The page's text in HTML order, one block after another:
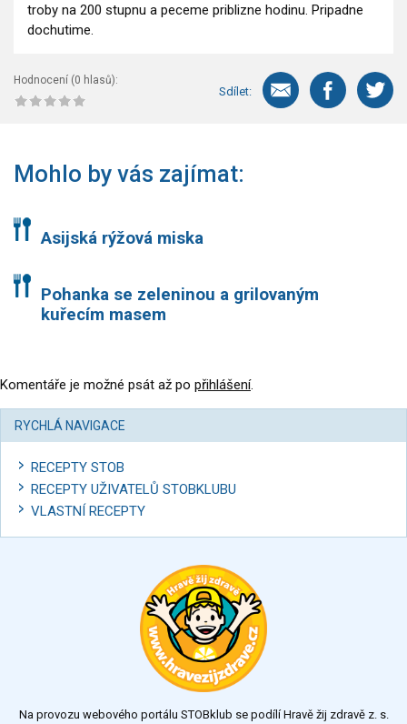
troby na 200 stupnu a peceme priblizne hodinu. Pripadne
dochutime.
Hodnocení (0 hlasů):
Sdílet:
Mohlo by vás zajímat:
Asijská rýžová miska
Pohanka se zeleninou a grilovaným
kuřecím masem
Komentáře je možné psát až po přihlášení.
RYCHLÁ NAVIGACE
RECEPTY STOB
RECEPTY UŽIVATELŮ STOBKLUBU
VLASTNÍ RECEPTY
Na provozu webového portálu STOBklub se podílí Hravě žij zdravě z. s.